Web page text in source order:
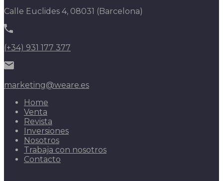
Calle Euclides 4, 08031 (Barcelona)
(+34) 931 177 377
marketing@weare.es
Home
Venta
Revista
Inversiones
Nosotros
Trabaja con nosotros
Contacto